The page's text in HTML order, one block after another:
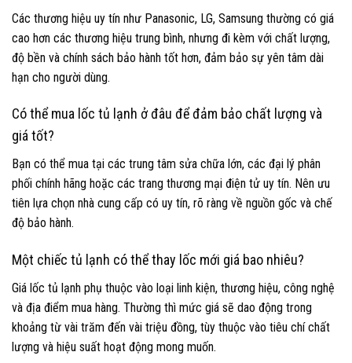
Các thương hiệu uy tín như Panasonic, LG, Samsung thường có giá
cao hơn các thương hiệu trung bình, nhưng đi kèm với chất lượng,
độ bền và chính sách bảo hành tốt hơn, đảm bảo sự yên tâm dài
hạn cho người dùng.
Có thể mua lốc tủ lạnh ở đâu để đảm bảo chất lượng và
giá tốt?
Bạn có thể mua tại các trung tâm sửa chữa lớn, các đại lý phân
phối chính hãng hoặc các trang thương mại điện tử uy tín. Nên ưu
tiên lựa chọn nhà cung cấp có uy tín, rõ ràng về nguồn gốc và chế
độ bảo hành.
Một chiếc tủ lạnh có thể thay lốc mới giá bao nhiêu?
Giá lốc tủ lạnh phụ thuộc vào loại linh kiện, thương hiệu, công nghệ
và địa điểm mua hàng. Thường thì mức giá sẽ dao động trong
khoảng từ vài trăm đến vài triệu đồng, tùy thuộc vào tiêu chí chất
lượng và hiệu suất hoạt động mong muốn.